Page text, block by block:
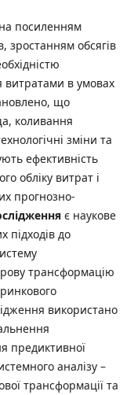
посиленням
зростанням обсягів
витратами в умовах
що
коливання
зміни та
ефективність
обліку витрат і
прогнозно-
ідженняє наукове
підходів до
трансформацію
використано
предиктивної
аналізу –
трансформації та